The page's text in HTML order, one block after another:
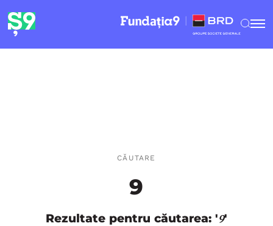
CĂUTARE
9
Rezultate pentru căutarea: '9'